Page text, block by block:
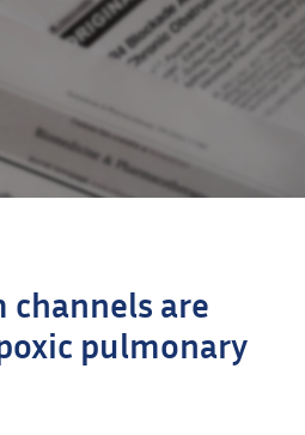
channels are
pulmonary